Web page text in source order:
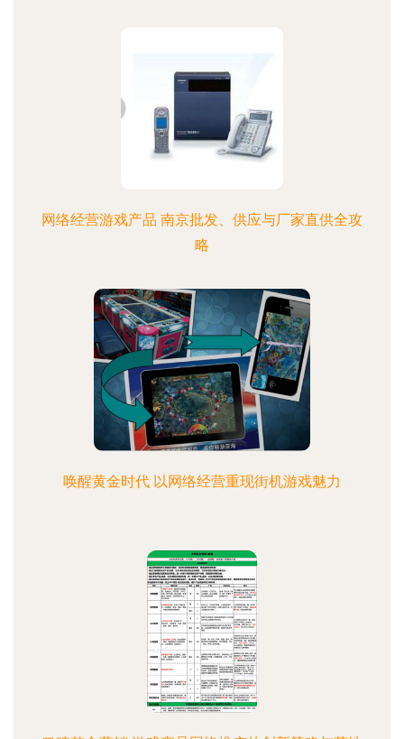
网络经营游戏产品 南京批发、供应与厂家直供全攻
略
唤醒黄金时代 以网络经营重现街机游戏魅力